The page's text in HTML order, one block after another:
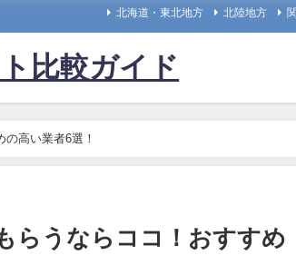
北海道・東北地方 北陸地方
比較ガイド
高い業者6選！
らうならココ！おすすめ